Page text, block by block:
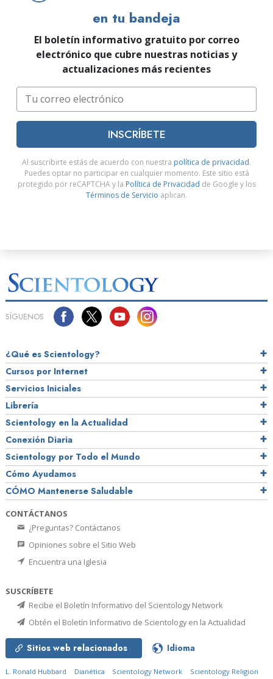
en tu bandeja
El boletín informativo gratuito por correo
electrónico que cubre nuestras noticias y
actualizaciones más recientes
INSCRÍBETE
Al suscribirte estás de acuerdo con nuestra política de privacidad.
Puedes optar no participar en cualquier momento. Este sitio está
protegido por reCAPTCHA y la Política de Privacidad de Google y los
Términos de Servicio aplican.
SÍGUENOS
¿Qué es Scientology?
Cursos por Internet
Servicios Iniciales
Librería
Scientology en la Actualidad
Conexión Diaria
Scientology por Todo el Mundo
Cómo Ayudamos
CÓMO Mantenerse Saludable
CONTÁCTANOS
¿Preguntas? Contáctanos
Opiniones sobre el Sitio Web
Encuentra una Iglesia
SUSCRÍBETE
Recibe el Boletín Informativo del Scientology Network
Obtén el Boletín Informativo de Scientology en la Actualidad
Sitios web relacionados Idioma
L. Ronald Hubbard Dianética Scientology Network Scientology Religion